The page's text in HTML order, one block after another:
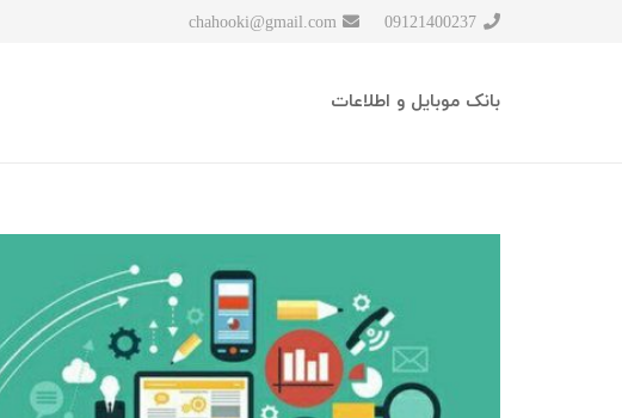
09121400237
chahooki@gmail.com
بانک موبایل و اطلاعات